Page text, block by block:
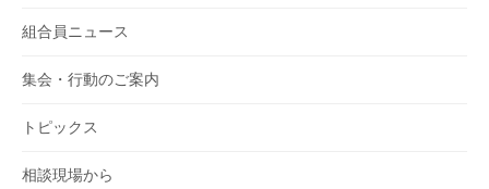
組合員ニュース
集会・行動のご案内
トピックス
相談現場から